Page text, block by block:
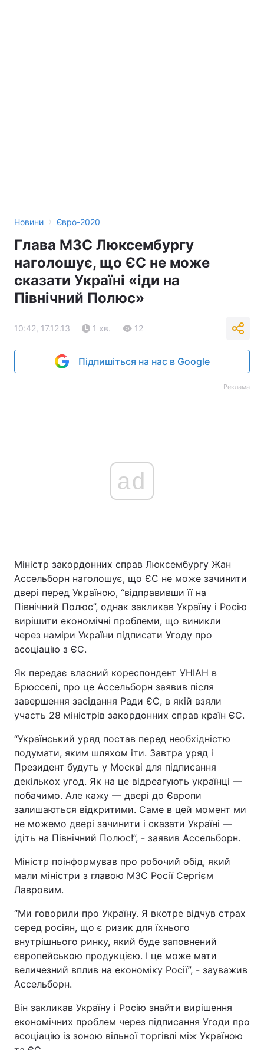
Новини › Євро-2020
Глава МЗС Люксембургу
наголошує, що ЄС не може
сказати Україні «іди на
Північний Полюс»
10:42, 17.12.13 1 хв. 12
Підпишіться на нас в Google
Реклама
ad
Міністр закордонних справ Люксембургу Жан
Ассельборн наголошує, що ЄС не може зачинити
двері перед Україною, “відправивши її на
Північний Полюс”, однак закликав Україну і Росію
вирішити економічні проблеми, що виникли
через наміри України підписати Угоду про
асоціацію з ЄС.
Як передає власний кореспондент УНІАН в
Брюсселі, про це Ассельборн заявив після
завершення засідання Ради ЄС, в якій взяли
участь 28 міністрів закордонних справ країн ЄС.
“Український уряд постав перед необхідністю
подумати, яким шляхом іти. Завтра уряд і
Президент будуть у Москві для підписання
декількох угод. Як на це відреагують українці —
побачимо. Але кажу — двері до Європи
залишаються відкритими. Саме в цей момент ми
не можемо двері зачинити і сказати Україні —
ідіть на Північний Полюс!”, - заявив Ассельборн.
Міністр поінформував про робочий обід, який
мали міністри з главою МЗС Росії Сергієм
Лавровим.
“Ми говорили про Україну. Я вкотре відчув страх
серед росіян, що є ризик для їхнього
внутрішнього ринку, який буде заповнений
європейською продукцією. І це може мати
величезний вплив на економіку Росії”, - зауважив
Ассельборн.
Він закликав Україну і Росію знайти вирішення
економічних проблем через підписання Угоди про
асоціацію із зоною вільної торгівлі між Україною